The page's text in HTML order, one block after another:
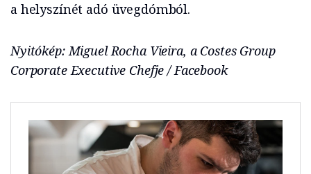
a helyszínét adó üvegdómból.
Nyitókép: Miguel Rocha Vieira, a Costes Group
Corporate Executive Chefje / Facebook